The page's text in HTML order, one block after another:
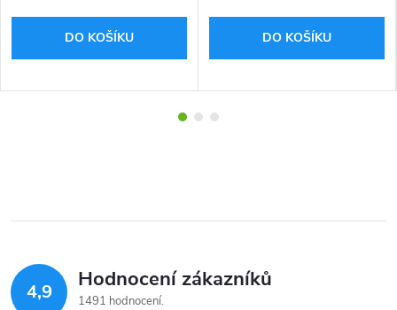
DO KOŠÍKU DO KOŠÍKU
4,9 Hodnocení zákazníků
1491 hodnocení